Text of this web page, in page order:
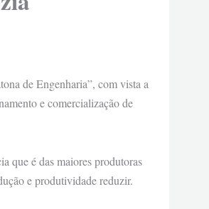
de Engenharia”, com vista a
e comercialização de
que é das maiores produtoras
e produtividade reduzir.